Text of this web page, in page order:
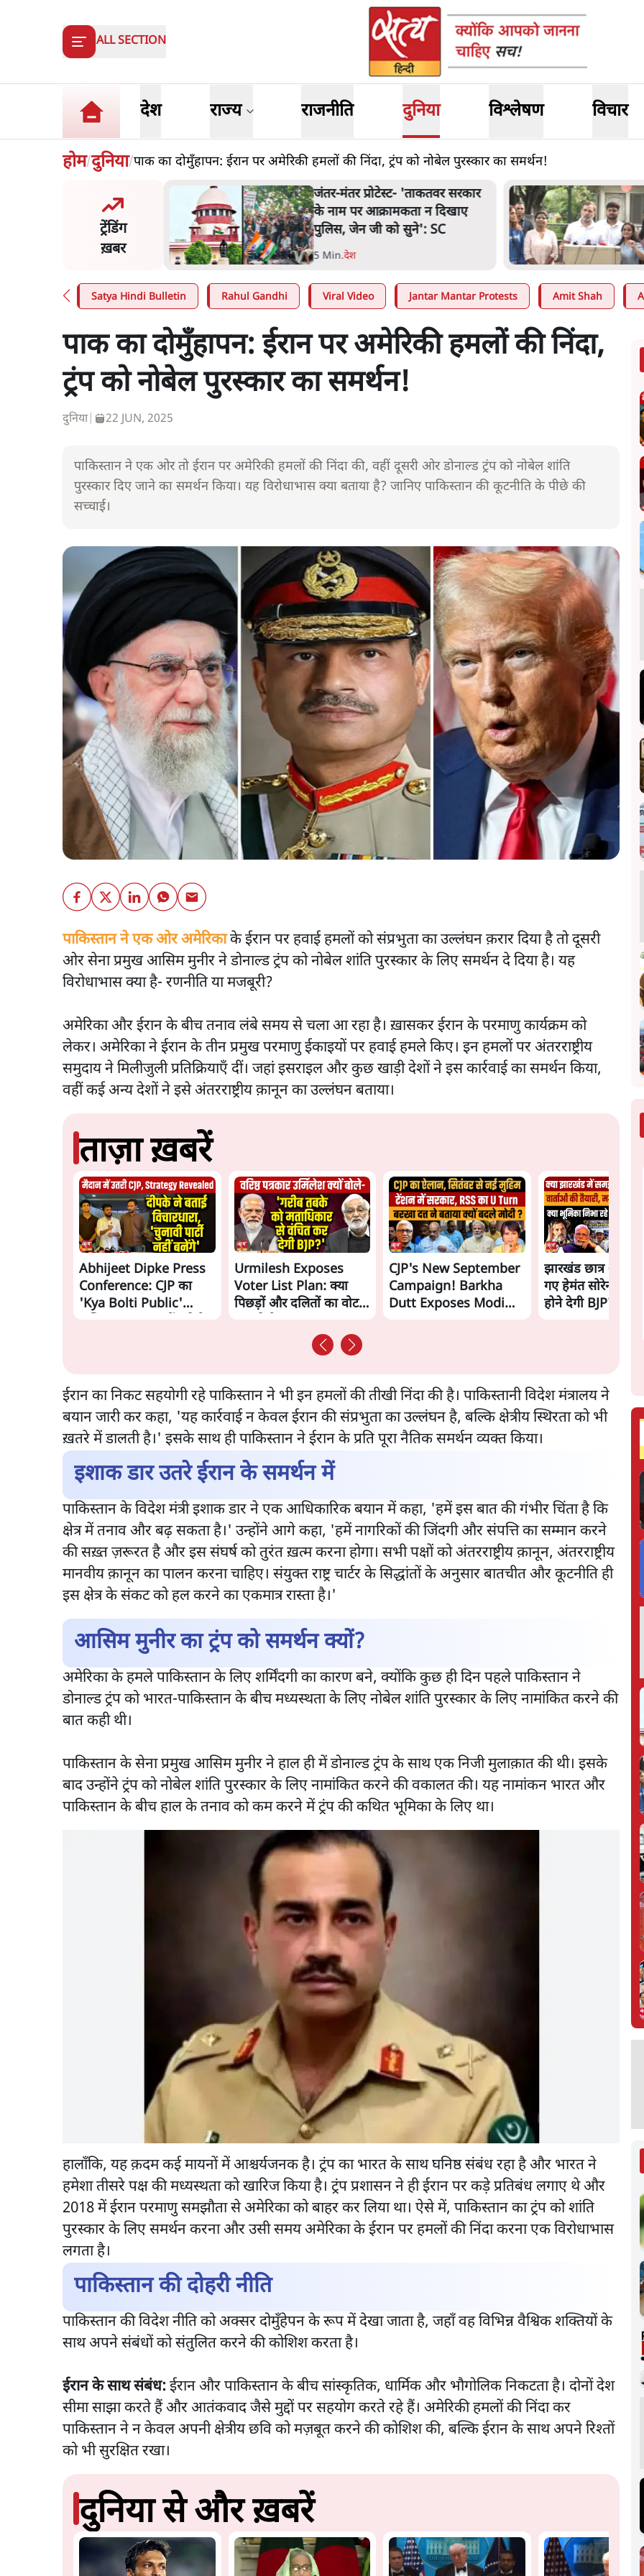
ALL SECTION
देश राज्य राजनीति दुनिया विश्लेषण विचार
होम/दुनिया/पाक का दोमुँहापन: ईरान पर अमेरिकी हमलों की निंदा, ट्रंप को नोबेल पुरस्कार का समर्थन!
ट्रेंडिंग
ख़बर
प्रोटेस्ट- 'ताकतवर सरकार
पर आक्रामकता न दिखाए
जेन जी को सुने': SC
जंतर मंतर प्रोटेस्ट: 'युवाओं को
प्रताड़ित किया जा रहा है, पर मोदी-
शाह में बोलने की हिम्मत नहीं'- राहुल
7 Min.देश
Satya Hindi Bulletin Rahul Gandhi Viral Video Jantar Mantar Protests Amit Shah
पाक का दोमुँहापन: ईरान पर अमेरिकी हमलों की निंदा,
ट्रंप को नोबेल पुरस्कार का समर्थन!
दुनिया| 22 JUN, 2025
पाकिस्तान ने एक ओर तो ईरान पर अमेरिकी हमलों की निंदा की, वहीं दूसरी ओर डोनाल्ड ट्रंप को नोबेल शांति
पुरस्कार दिए जाने का समर्थन किया। यह विरोधाभास क्या बताया है? जानिए पाकिस्तान की कूटनीति के पीछे की
सच्चाई।
पाकिस्तान ने एक ओर अमेरिकाके ईरान पर हवाई हमलों को संप्रभुता का उल्लंघन क़रार दिया है तो दूसरी
ओर सेना प्रमुख आसिम मुनीर ने डोनाल्ड ट्रंप को नोबेल शांति पुरस्कार के लिए समर्थन दे दिया है। यह
विरोधाभास क्या है- रणनीति या मजबूरी?
अमेरिका और ईरान के बीच तनाव लंबे समय से चला आ रहा है। ख़ासकर ईरान के परमाणु कार्यक्रम को
लेकर। अमेरिका ने ईरान के तीन प्रमुख परमाणु ईकाइयों पर हवाई हमले किए। इन हमलों पर अंतरराष्ट्रीय
समुदाय ने मिलीजुली प्रतिक्रियाएँ दीं। जहां इसराइल और कुछ खाड़ी देशों ने इस कार्रवाई का समर्थन किया,
वहीं कई अन्य देशों ने इसे अंतरराष्ट्रीय क़ानून का उल्लंघन बताया।
ताज़ा ख़बरें
Abhijeet Dipke Press
Conference: CJP का
'Kya Bolti Public'
Urmilesh Exposes
Voter List Plan: क्या
पिछड़ों और दलितों का वोट
CJP's New September
Campaign! Barkha
Dutt Exposes Modi
झारखंड छात्र
गए हेमंत सोरेन,
होने देगी BJP?
ईरान का निकट सहयोगी रहे पाकिस्तान ने भी इन हमलों की तीखी निंदा की है। पाकिस्तानी विदेश मंत्रालय ने
बयान जारी कर कहा, 'यह कार्रवाई न केवल ईरान की संप्रभुता का उल्लंघन है, बल्कि क्षेत्रीय स्थिरता को भी
ख़तरे में डालती है।' इसके साथ ही पाकिस्तान ने ईरान के प्रति पूरा नैतिक समर्थन व्यक्त किया।
इशाक डार उतरे ईरान के समर्थन में
पाकिस्तान के विदेश मंत्री इशाक डार ने एक आधिकारिक बयान में कहा, 'हमें इस बात की गंभीर चिंता है कि
क्षेत्र में तनाव और बढ़ सकता है।' उन्होंने आगे कहा, 'हमें नागरिकों की जिंदगी और संपत्ति का सम्मान करने
की सख़्त ज़रूरत है और इस संघर्ष को तुरंत ख़त्म करना होगा। सभी पक्षों को अंतरराष्ट्रीय क़ानून, अंतरराष्ट्रीय
मानवीय क़ानून का पालन करना चाहिए। संयुक्त राष्ट्र चार्टर के सिद्धांतों के अनुसार बातचीत और कूटनीति ही
इस क्षेत्र के संकट को हल करने का एकमात्र रास्ता है।'
आसिम मुनीर का ट्रंप को समर्थन क्यों?
अमेरिका के हमले पाकिस्तान के लिए शर्मिंदगी का कारण बने, क्योंकि कुछ ही दिन पहले पाकिस्तान ने
डोनाल्ड ट्रंप को भारत-पाकिस्तान के बीच मध्यस्थता के लिए नोबेल शांति पुरस्कार के लिए नामांकित करने की
बात कही थी।
पाकिस्तान के सेना प्रमुख आसिम मुनीर ने हाल ही में डोनाल्ड ट्रंप के साथ एक निजी मुलाक़ात की थी। इसके
बाद उन्होंने ट्रंप को नोबेल शांति पुरस्कार के लिए नामांकित करने की वकालत की। यह नामांकन भारत और
पाकिस्तान के बीच हाल के तनाव को कम करने में ट्रंप की कथित भूमिका के लिए था।
हालाँकि, यह क़दम कई मायनों में आश्चर्यजनक है। ट्रंप का भारत के साथ घनिष्ठ संबंध रहा है और भारत ने
हमेशा तीसरे पक्ष की मध्यस्थता को खारिज किया है। ट्रंप प्रशासन ने ही ईरान पर कड़े प्रतिबंध लगाए थे और
2018 में ईरान परमाणु समझौता से अमेरिका को बाहर कर लिया था। ऐसे में, पाकिस्तान का ट्रंप को शांति
पुरस्कार के लिए समर्थन करना और उसी समय अमेरिका के ईरान पर हमलों की निंदा करना एक विरोधाभास
लगता है।
पाकिस्तान की दोहरी नीति
पाकिस्तान की विदेश नीति को अक्सर दोमुँहेपन के रूप में देखा जाता है, जहाँ वह विभिन्न वैश्विक शक्तियों के
साथ अपने संबंधों को संतुलित करने की कोशिश करता है।
ईरान के साथ संबंध:ईरान और पाकिस्तान के बीच सांस्कृतिक, धार्मिक और भौगोलिक निकटता है। दोनों देश
सीमा साझा करते हैं और आतंकवाद जैसे मुद्दों पर सहयोग करते रहे हैं। अमेरिकी हमलों की निंदा कर
पाकिस्तान ने न केवल अपनी क्षेत्रीय छवि को मज़बूत करने की कोशिश की, बल्कि ईरान के साथ अपने रिश्तों
को भी सुरक्षित रखा।
दुनिया से और ख़बरें